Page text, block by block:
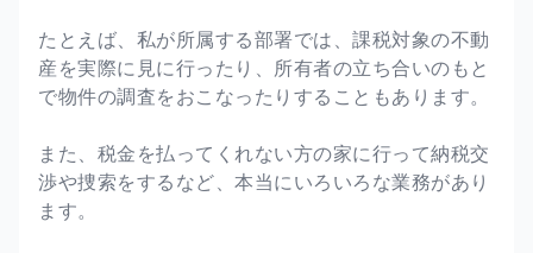
たとえば、私が所属する部署では、課税対象の不動
産を実際に見に行ったり、所有者の立ち合いのもと
で物件の調査をおこなったりすることもあります。
また、税金を払ってくれない方の家に行って納税交
渉や捜索をするなど、本当にいろいろな業務があり
ます。